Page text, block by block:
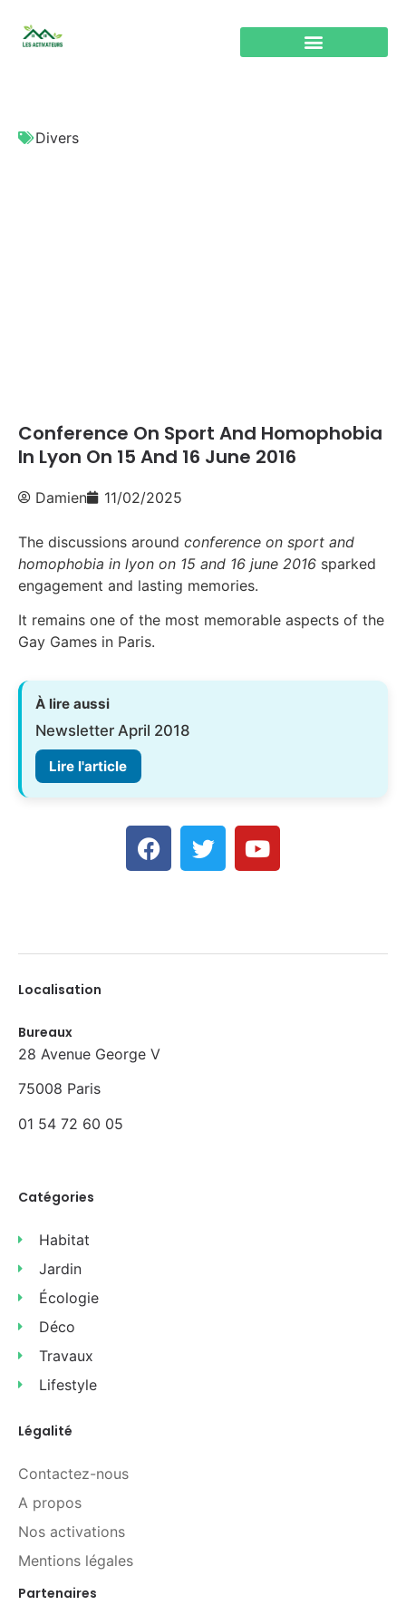
Divers
Conference On Sport And Homophobia
In Lyon On 15 And 16 June 2016
Damien 11/02/2025
The discussions around conference on sport and
homophobia in lyon on 15 and 16 june 2016 sparked
engagement and lasting memories.
It remains one of the most memorable aspects of the
Gay Games in Paris.
À lire aussi
Newsletter April 2018
Lire l'article
Localisation
Bureaux
28 Avenue George V
75008 Paris
01 54 72 60 05
Catégories
Habitat
Jardin
Écologie
Déco
Travaux
Lifestyle
Légalité
Contactez-nous
A propos
Nos activations
Mentions légales
Partenaires